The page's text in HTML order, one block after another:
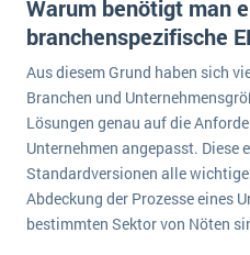
Warum benötigt man
branchenspezifische
Aus diesem Grund haben sich
Branchen und
Lösungen genau auf die
Unternehmen angepasst. Diese
Standardversionen alle
Abdeckung der Prozesse eines
bestimmten Sektor von Nöten